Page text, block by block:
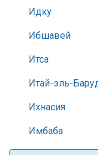
Идку
Ибшавей
Итса
Итай-эль-
Ихнасия
Имбаба